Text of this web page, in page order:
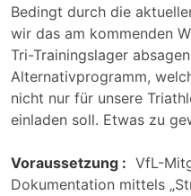
Bedingt durch die
wir das am kommenden
Tri-Trainingslager
Alternativprogramm,
nicht nur für unsere
einladen soll. Etwas zu
Voraussetzung : VfL-
Dokumentation mittels